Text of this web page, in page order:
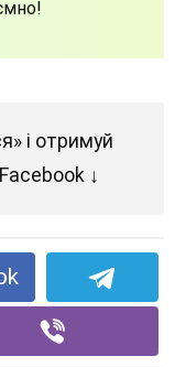
і отримуй
↓